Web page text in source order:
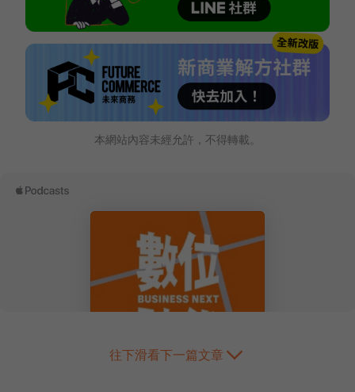
本網站內容未經允許，不得轉載。
往下滑看下一篇文章